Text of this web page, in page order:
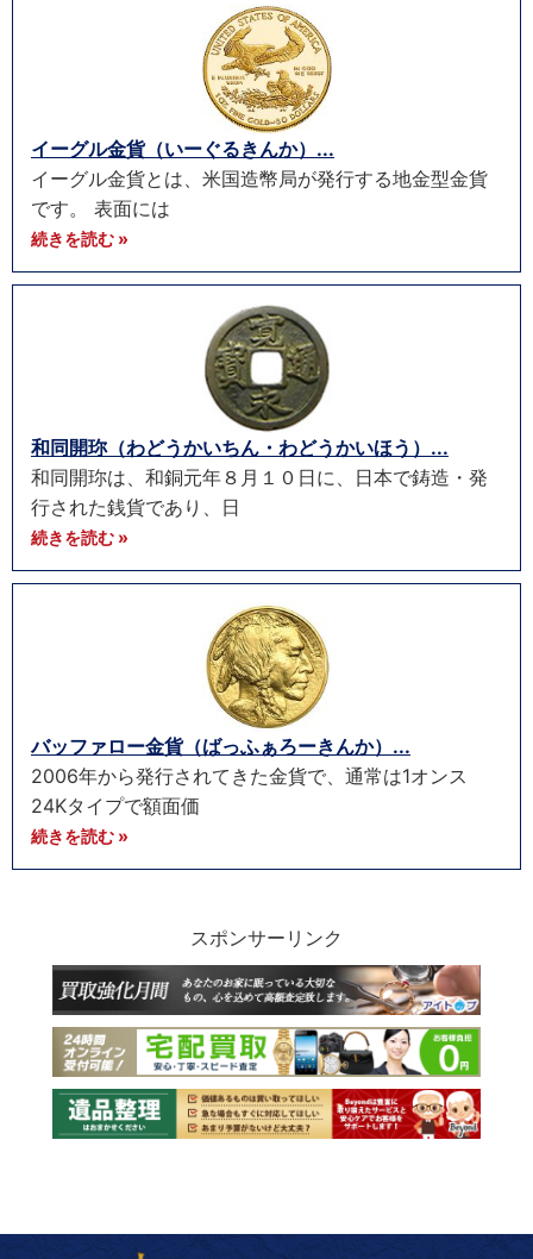
イーグル金貨（いーぐるきんか）...
イーグル金貨とは、米国造幣局が発行する地金型金貨
です。 表面には
続きを読む »
和同開珎（わどうかいちん・わどうかいほう）...
和同開珎は、和銅元年８月１０日に、日本で鋳造・発
行された銭貨であり、日
続きを読む »
バッファロー金貨（ばっふぁろーきんか）...
2006年から発行されてきた金貨で、通常は1オンス
24Kタイプで額面価
続きを読む »
スポンサーリンク